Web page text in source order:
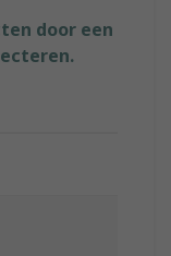
door een